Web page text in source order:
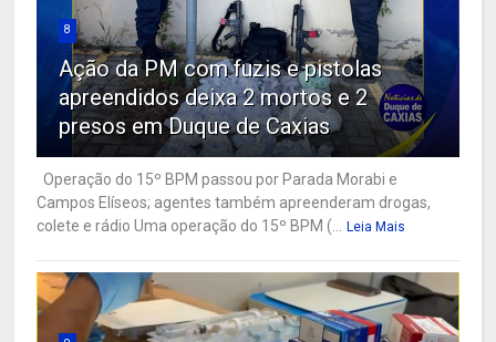
8
Ação da PM com fuzis e pistolas
apreendidos deixa 2 mortos e 2
presos em Duque de Caxias
Operação do 15º BPM passou por Parada Morabi e
Campos Elíseos; agentes também apreenderam drogas,
colete e rádio Uma operação do 15º BPM (... Leia Mais